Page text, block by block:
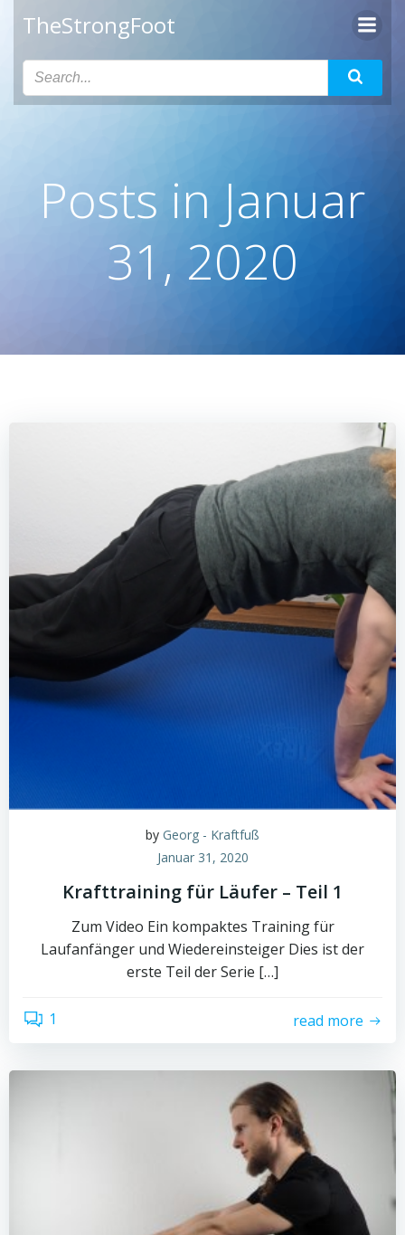
TheStrongFoot
Posts in Januar
31, 2020
by Georg - Kraftfuß
Januar 31, 2020
Krafttraining für Läufer – Teil 1
Zum Video Ein kompaktes Training für
Laufanfänger und Wiedereinsteiger Dies ist der
erste Teil der Serie […]
1 read more